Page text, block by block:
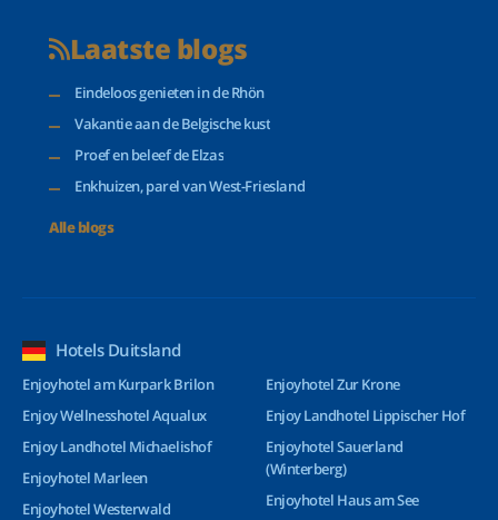
Laatste blogs
Eindeloos genieten in de Rhön
Vakantie aan de Belgische kust
Proef en beleef de Elzas
Enkhuizen, parel van West-Friesland
Alle blogs
Hotels Duitsland
Enjoyhotel am Kurpark Brilon
Enjoy Wellnesshotel Aqualux
Enjoy Landhotel Michaelishof
Enjoyhotel Marleen
Enjoyhotel Westerwald
Enjoyhotel Zur Krone
Enjoy Landhotel Lippischer Hof
Enjoyhotel Sauerland
(Winterberg)
Enjoyhotel Haus am See